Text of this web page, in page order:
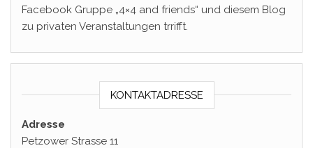
Facebook Gruppe „4×4 and friends“ und diesem Blog
zu privaten Veranstaltungen trrifft.
KONTAKTADRESSE
Adresse
Petzower Strasse 11